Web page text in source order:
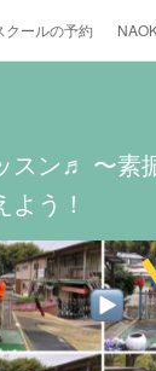
クールの予約状況
スン♬ 〜素
う！